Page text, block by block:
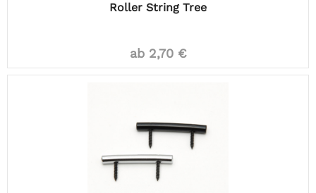
Roller String Tree
ab 2,70 €